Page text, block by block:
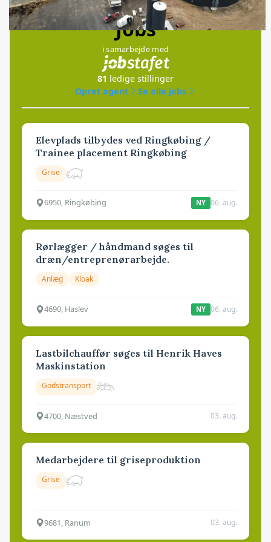
Jobs
i samarbejde med
81 ledige stillinger
Opret agent
Se alle jobs
Elevplads tilbydes ved Ringkøbing /
Trainee placement Ringkøbing
Grise
6950, Ringkøbing NY 06. aug.
Rørlægger / håndmand søges til
dræn/entreprenørarbejde.
Anlæg Kloak
4690, Haslev NY 06. aug.
Lastbilchauffør søges til Henrik Haves
Maskinstation
Godstransport
4700, Næstved 03. aug.
Medarbejdere til griseproduktion
Grise
9681, Ranum 03. aug.